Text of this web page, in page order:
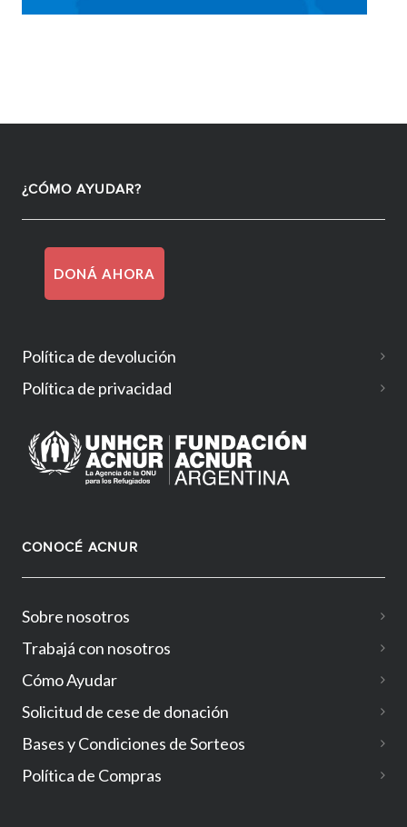
¿CÓMO AYUDAR?
DONÁ AHORA
Política de devolución
Política de privacidad
CONOCÉ ACNUR
Sobre nosotros
Trabajá con nosotros
Cómo Ayudar
Solicitud de cese de donación
Bases y Condiciones de Sorteos
Política de Compras